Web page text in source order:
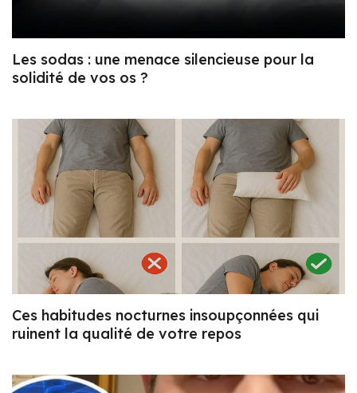
Les sodas : une menace silencieuse pour la
solidité de vos os ?
Ces habitudes nocturnes insoupçonnées qui
ruinent la qualité de votre repos